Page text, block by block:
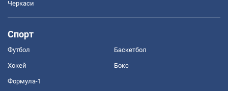
Черкаси
Спорт
Футбол Баскетбол
Хокей Бокс
Формула-1